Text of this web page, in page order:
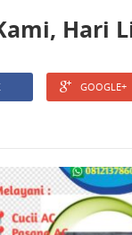
Hari
GOOGLE+